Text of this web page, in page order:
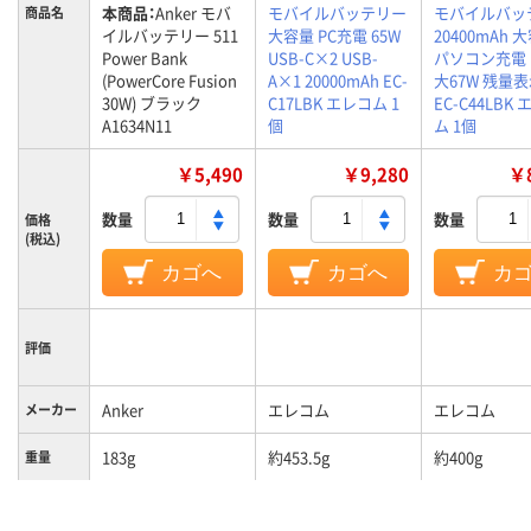
商品名 本商品：Anker モバ
イルバッテリー 511
Power Bank
(PowerCore Fusion
30W) ブラック
A1634N11
モバイルバッテリー
大容量 PC充電 65W
USB-C×2 USB-
A×1 20000mAh EC-
C17LBK エレコム 1
個
モバイルバ
20400mAh
パソコン充電
大67W 残量
EC-C44LBK
ム 1個
価格
(税込)
￥5,490
数量
カゴへ
￥9,280
数量
カゴへ
数量
カ
評価
メーカー Anker エレコム エレコム
重量 183g 約453.5g 約400g